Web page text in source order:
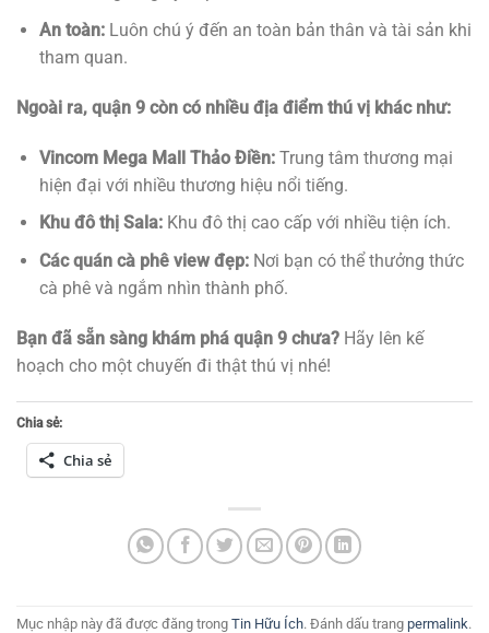
An toàn:Luôn chú ý đến an toàn bản thân và tài sản khi
tham quan.
Ngoài ra, quận 9 còn có nhiều địa điểm thú vị khác như:
Vincom Mega Mall Thảo Điền:Trung tâm thương mại
hiện đại với nhiều thương hiệu nổi tiếng.
Khu đô thị Sala:Khu đô thị cao cấp với nhiều tiện ích.
Các quán cà phê view đẹp:Nơi bạn có thể thưởng thức
cà phê và ngắm nhìn thành phố.
Bạn đã sẵn sàng khám phá quận 9 chưa? Hãy lên kế
hoạch cho một chuyến đi thật thú vị nhé!
Chia sẻ:
Chia sẻ
Mục nhập này đã được đăng trong Tin Hữu Ích. Đánh dấu trang permalink.